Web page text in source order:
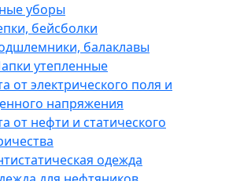
уборы
бейсболки
балаклавы
утепленные
от электрического поля и
напряжения
от нефти и статического
одежда